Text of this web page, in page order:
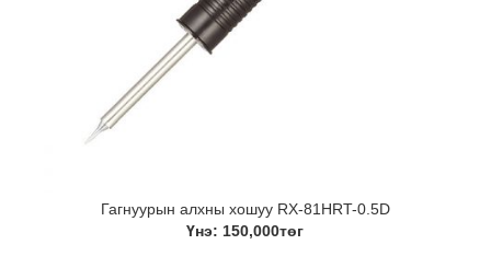
Гагнуурын алхны хошуу RX-81HRT-0.5D
Үнэ: 150,000төг